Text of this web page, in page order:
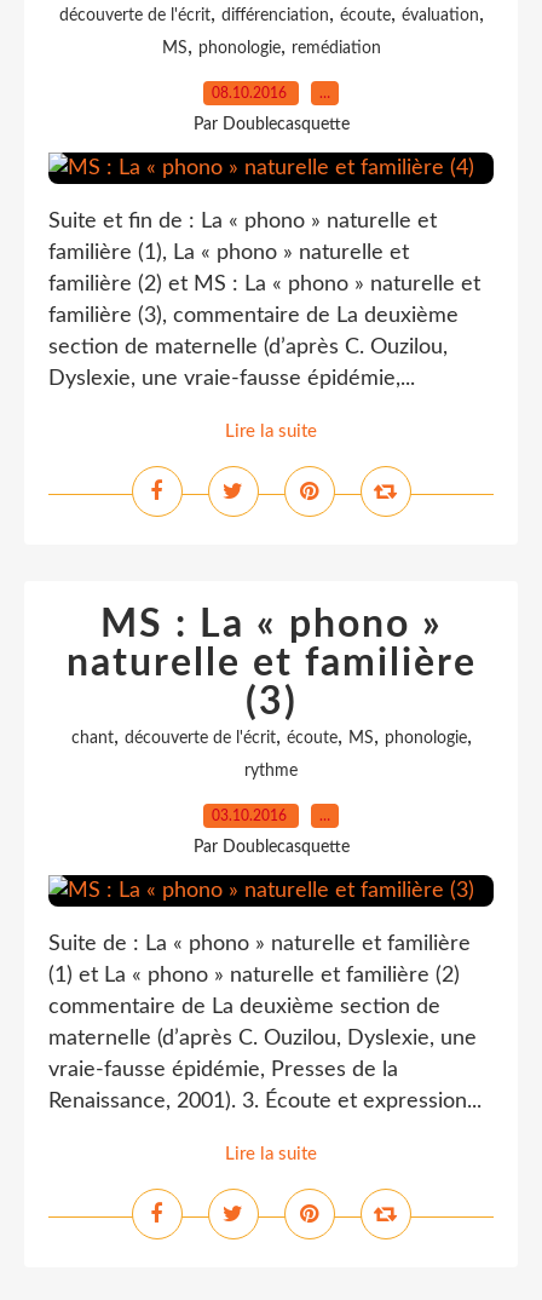
découverte de l'écrit, différenciation, écoute, évaluation,
MS, phonologie, remédiation
08.10.2016 …
Par Doublecasquette
Suite et fin de : La « phono » naturelle et
familière (1), La « phono » naturelle et
familière (2) et MS : La « phono » naturelle et
familière (3), commentaire de La deuxième
section de maternelle (d’après C. Ouzilou,
Dyslexie, une vraie-fausse épidémie,...
Lire la suite
MS : La « phono »
naturelle et familière
(3)
chant, découverte de l'écrit, écoute, MS, phonologie,
rythme
03.10.2016 …
Par Doublecasquette
Suite de : La « phono » naturelle et familière
(1) et La « phono » naturelle et familière (2)
commentaire de La deuxième section de
maternelle (d’après C. Ouzilou, Dyslexie, une
vraie-fausse épidémie, Presses de la
Renaissance, 2001). 3. Écoute et expression...
Lire la suite